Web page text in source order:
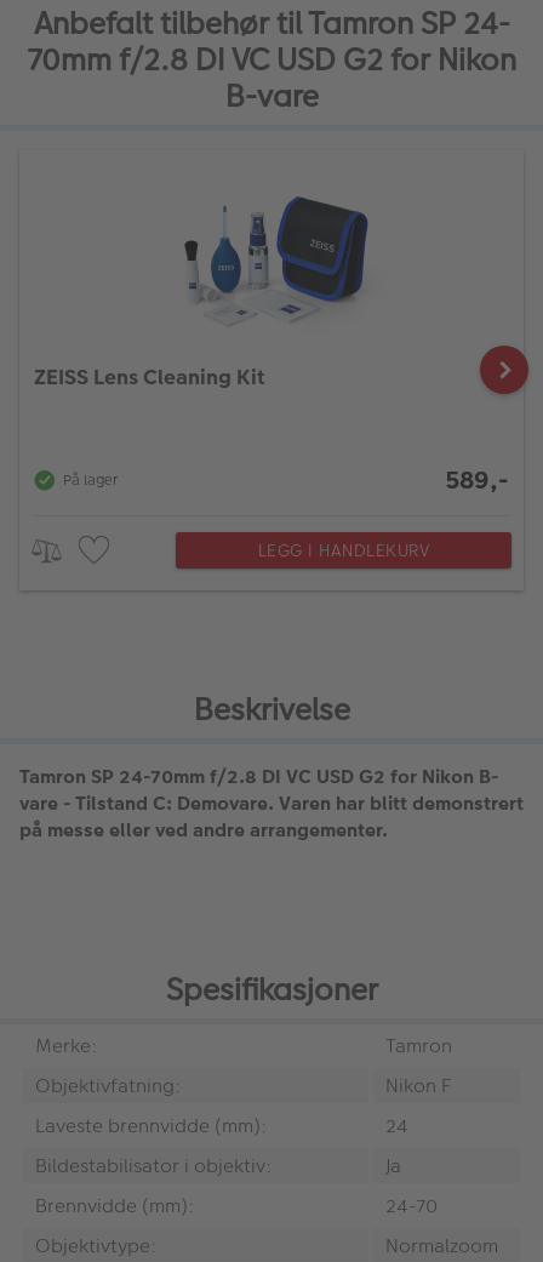
Anbefalt tilbehør til Tamron SP 24-
70mm f/2.8 DI VC USD G2 for Nikon
B-vare
ZEISS Lens Cleaning Kit
På lager 589,-
LEGG I HANDLEKURV
Beskrivelse
Tamron SP 24-70mm f/2.8 DI VC USD G2 for Nikon B-
vare - Tilstand C: Demovare. Varen har blitt demonstrert
på messe eller ved andre arrangementer.
Spesifikasjoner
Merke:
Tamron
Objektivfatning:
Nikon F
Laveste brennvidde (mm):
24
Bildestabilisator i objektiv:
Ja
Brennvidde (mm):
24-70
Objektivtype:
Normalzoom